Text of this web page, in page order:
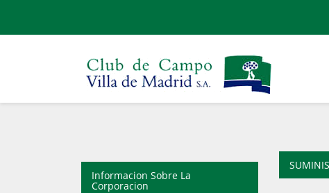
Informacion Sobre La
Corporacion